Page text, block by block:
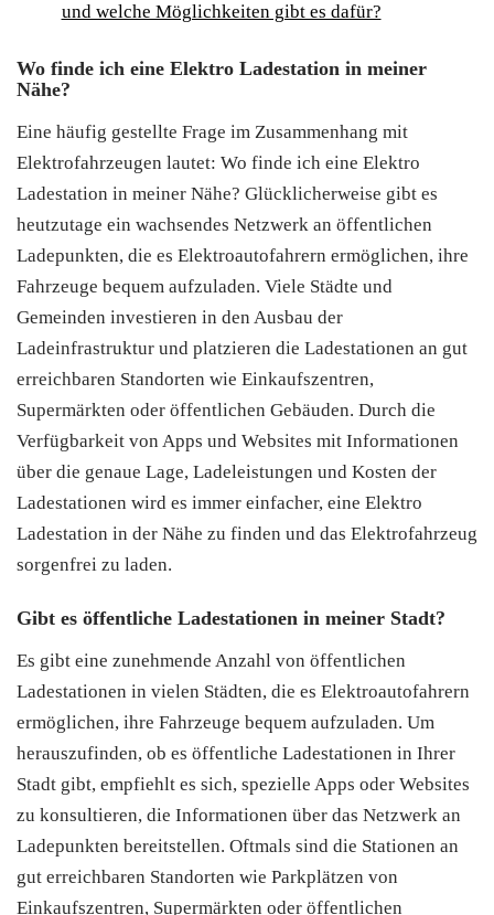
und welche Möglichkeiten gibt es dafür?
Wo finde ich eine Elektro Ladestation in meiner
Nähe?
Eine häufig gestellte Frage im Zusammenhang mit
Elektrofahrzeugen lautet: Wo finde ich eine Elektro
Ladestation in meiner Nähe? Glücklicherweise gibt es
heutzutage ein wachsendes Netzwerk an öffentlichen
Ladepunkten, die es Elektroautofahrern ermöglichen, ihre
Fahrzeuge bequem aufzuladen. Viele Städte und
Gemeinden investieren in den Ausbau der
Ladeinfrastruktur und platzieren die Ladestationen an gut
erreichbaren Standorten wie Einkaufszentren,
Supermärkten oder öffentlichen Gebäuden. Durch die
Verfügbarkeit von Apps und Websites mit Informationen
über die genaue Lage, Ladeleistungen und Kosten der
Ladestationen wird es immer einfacher, eine Elektro
Ladestation in der Nähe zu finden und das Elektrofahrzeug
sorgenfrei zu laden.
Gibt es öffentliche Ladestationen in meiner Stadt?
Es gibt eine zunehmende Anzahl von öffentlichen
Ladestationen in vielen Städten, die es Elektroautofahrern
ermöglichen, ihre Fahrzeuge bequem aufzuladen. Um
herauszufinden, ob es öffentliche Ladestationen in Ihrer
Stadt gibt, empfiehlt es sich, spezielle Apps oder Websites
zu konsultieren, die Informationen über das Netzwerk an
Ladepunkten bereitstellen. Oftmals sind die Stationen an
gut erreichbaren Standorten wie Parkplätzen von
Einkaufszentren, Supermärkten oder öffentlichen